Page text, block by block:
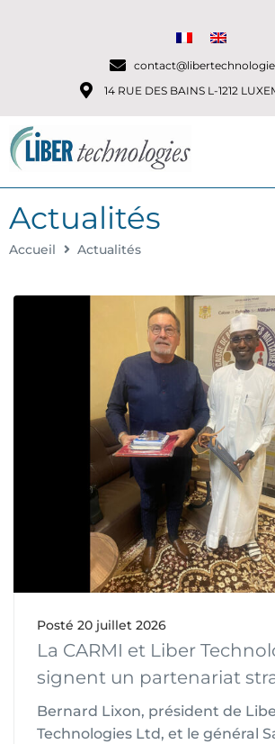
14 RUE DES BAINS L-1212
Actualités
Accueil Actualités
Posté 20 juillet 2026
La CARMI et Liber
signent un partenariat
Bernard Lixon, président de
Technologies Ltd, et le général